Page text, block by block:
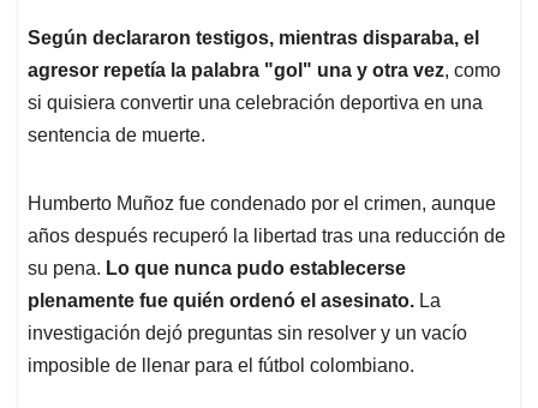
Según declararon testigos, mientras disparaba, el
agresor repetía la palabra "gol" una y otra vez, como
si quisiera convertir una celebración deportiva en una
sentencia de muerte.
Humberto Muñoz fue condenado por el crimen, aunque
años después recuperó la libertad tras una reducción de
su pena. Lo que nunca pudo establecerse
plenamente fue quién ordenó el asesinato. La
investigación dejó preguntas sin resolver y un vacío
imposible de llenar para el fútbol colombiano.